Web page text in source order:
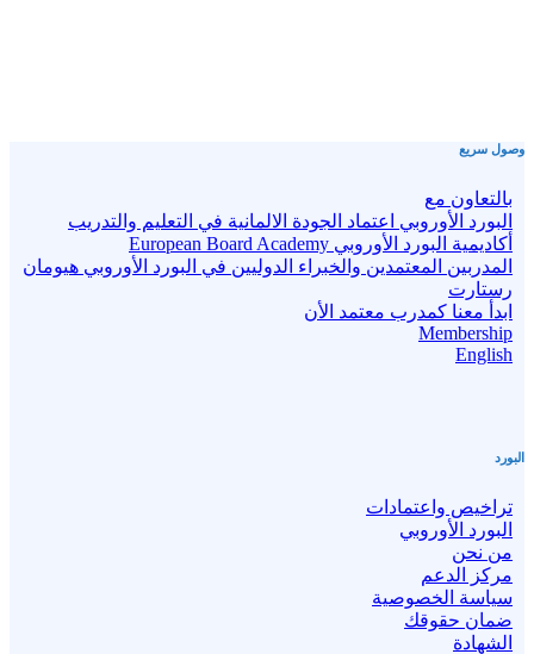
وصول سريع
بالتعاون مع
البورد الأوروبي اعتماد الجودة الالمانية في التعليم والتدريب
أكاديمية البورد الأوروبي European Board Academy
المدربين المعتمدين والخبراء الدوليين في البورد الأوروبي هيومان
رستارت
ابدأ معنا كمدرب معتمد الأن
Membership
English
البورد
تراخيص واعتمادات
البورد الأوروبي
من نحن
مركز الدعم
سياسة الخصوصية
ضمان حقوقك
الشهادة